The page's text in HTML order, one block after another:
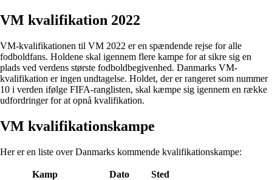
VM kvalifikation 2022
VM-kvalifikationen til VM 2022 er en spændende rejse for alle
fodboldfans. Holdene skal igennem flere kampe for at sikre sig en
plads ved verdens største fodboldbegivenhed. Danmarks VM-
kvalifikation er ingen undtagelse. Holdet, der er rangeret som nummer
10 i verden ifølge FIFA-ranglisten, skal kæmpe sig igennem en række
udfordringer for at opnå kvalifikation.
VM kvalifikationskampe
Her er en liste over Danmarks kommende kvalifikationskampe:
Kamp Dato
Sted